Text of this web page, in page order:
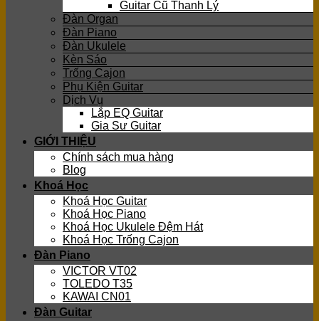
Guitar Cũ Thanh Lý
Đàn Organ
Đàn Piano
Đàn Ukulele
Kèn Sáo
Trống Cajon
Phụ Kiện Guitar
Dịch Vụ
Lắp EQ Guitar
Gia Sư Guitar
GIỚI THIỆU
Chính sách mua hàng
Blog
Khoá Học
Khoá Học Guitar
Khoá Học Piano
Khoá Học Ukulele Đệm Hát
Khoá Học Trống Cajon
Đàn Piano
VICTOR VT02
TOLEDO T35
KAWAI CN01
Đàn Guitar